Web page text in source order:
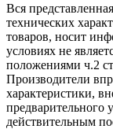
Вся
технических
товаров, носит
условиях не
положениями ч.2
Производители
характеристики,
предварительного
действительным